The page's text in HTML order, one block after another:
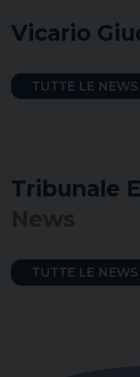
Vicario
TUTTE LE NEWS
Tribunale
TUTTE LE NEWS